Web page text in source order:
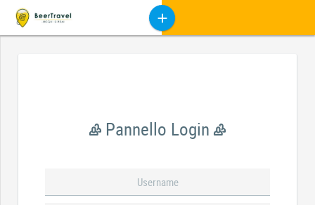
Pannello Login